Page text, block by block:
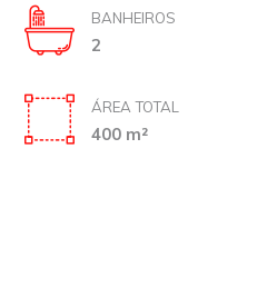
BANHEIROS
2
ÁREA TOTAL
400 m²